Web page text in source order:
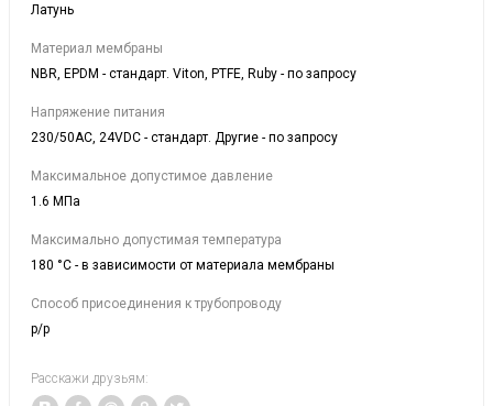
Латунь
Материал мембраны
NBR, EPDM - стандарт. Viton, PTFE, Ruby - по запросу
Напряжение питания
230/50АС, 24VDC - стандарт. Другие - по запросу
Максимальное допустимое давление
1.6 МПа
Максимально допустимая температура
180 °C - в зависимости от материала мембраны
Способ присоединения к трубопроводу
р/р
Расскажи друзьям: